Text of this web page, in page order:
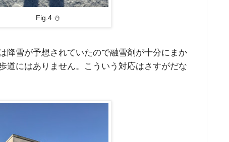
Fig.4 ⛄
降雪が予想されていたので融雪剤が十分にまか
道にはありません。こういう対応はさすがだな